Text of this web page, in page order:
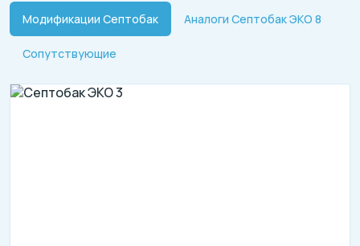
Модификации Септобак Аналоги Септобак ЭКО 8
Сопутствующие